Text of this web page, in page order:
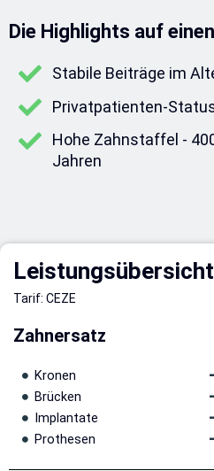
Die Highlights auf
Stabile Beiträge im
Privatpatienten-
Hohe Zahnstaffel -
Jahren
Leistungsübersicht
Tarif: CEZE
Zahnersatz
Kronen
Brücken
Implantate
Prothesen